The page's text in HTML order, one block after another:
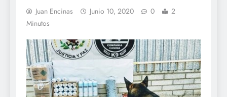
Juan Encinas Junio 10, 2020 0
2
Minutos